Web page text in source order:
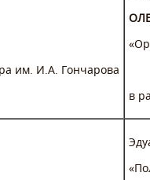
им. И.А. Гончарова
в